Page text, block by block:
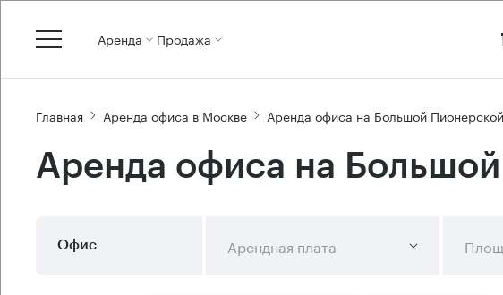
Аренда Продажа
Главная Аренда офиса в Москве Аренда офиса на Большой
Аренда офиса на
Офис Арендная плата